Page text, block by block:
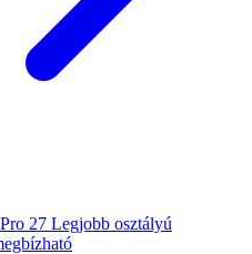
27 Legjobb osztályú